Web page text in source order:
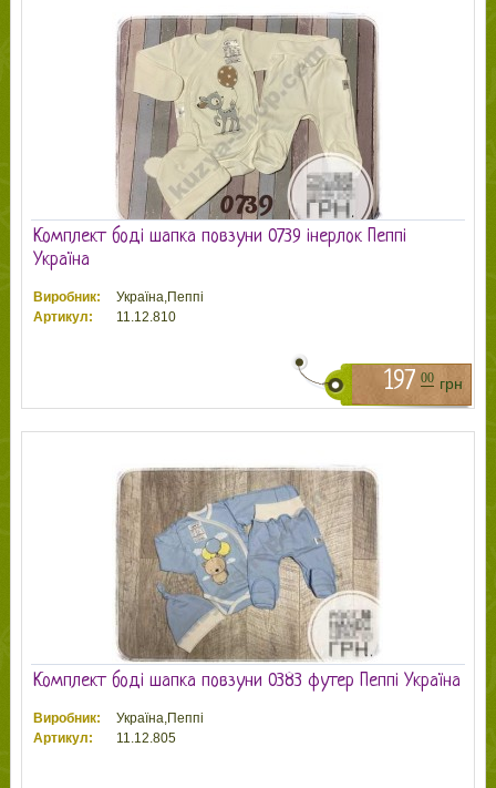
Комплект боді шапка повзуни 0739 інерлок Пеппі
Україна
Виробник:
Україна,Пеппі
Артикул:
11.12.810
197 00 грн
Комплект боді шапка повзуни 0383 футер Пеппі Україна
Виробник:
Україна,Пеппі
Артикул:
11.12.805